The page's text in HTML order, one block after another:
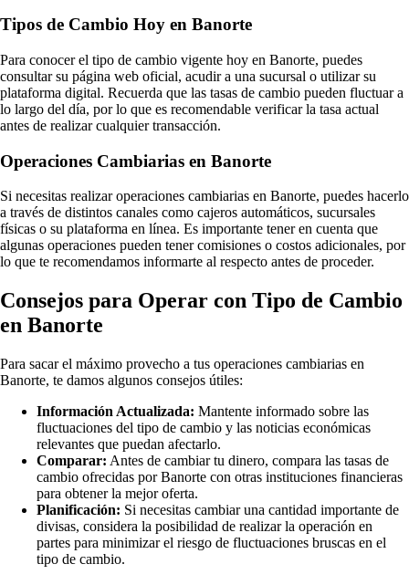
Tipos de Cambio Hoy en Banorte
Para conocer el tipo de cambio vigente hoy en Banorte, puedes
consultar su página web oficial, acudir a una sucursal o utilizar su
plataforma digital. Recuerda que las tasas de cambio pueden fluctuar a
lo largo del día, por lo que es recomendable verificar la tasa actual
antes de realizar cualquier transacción.
Operaciones Cambiarias en Banorte
Si necesitas realizar operaciones cambiarias en Banorte, puedes hacerlo
a través de distintos canales como cajeros automáticos, sucursales
físicas o su plataforma en línea. Es importante tener en cuenta que
algunas operaciones pueden tener comisiones o costos adicionales, por
lo que te recomendamos informarte al respecto antes de proceder.
Consejos para Operar con Tipo de Cambio
en Banorte
Para sacar el máximo provecho a tus operaciones cambiarias en
Banorte, te damos algunos consejos útiles:
Información Actualizada: Mantente informado sobre las
fluctuaciones del tipo de cambio y las noticias económicas
relevantes que puedan afectarlo.
Comparar: Antes de cambiar tu dinero, compara las tasas de
cambio ofrecidas por Banorte con otras instituciones financieras
para obtener la mejor oferta.
Planificación: Si necesitas cambiar una cantidad importante de
divisas, considera la posibilidad de realizar la operación en
partes para minimizar el riesgo de fluctuaciones bruscas en el
tipo de cambio.